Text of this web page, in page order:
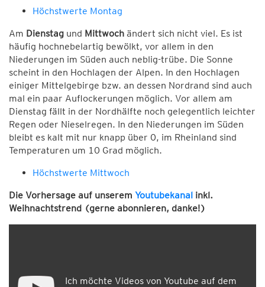
Höchstwerte Montag
Am Dienstag und Mittwoch ändert sich nicht viel. Es ist
häufig hochnebelartig bewölkt, vor allem in den
Niederungen im Süden auch neblig-trübe. Die Sonne
scheint in den Hochlagen der Alpen. In den Hochlagen
einiger Mittelgebirge bzw. an dessen Nordrand sind auch
mal ein paar Auflockerungen möglich. Vor allem am
Dienstag fällt in der Nordhälfte noch gelegentlich leichter
Regen oder Nieselregen. In den Niederungen im Süden
bleibt es kalt mit nur knapp über 0, im Rheinland sind
Temperaturen um 10 Grad möglich.
Höchstwerte Mittwoch
Die Vorhersage auf unserem Youtubekanal inkl.
Weihnachtstrend (gerne abonnieren, danke!)
Ich möchte Videos von Youtube auf dem